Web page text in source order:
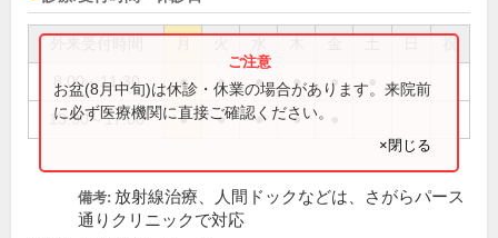
祝
8:00～11:30 ● ● ● ● ●
13:30～17:00 ● ● ● ●
お盆(8月中旬)は休診・休業の場合があります。来院前
に必ず医療機関に直接ご確認ください。
×閉じる
備考: 放射線治療、人間ドックなどは、さがらパース
通りクリニックで対応